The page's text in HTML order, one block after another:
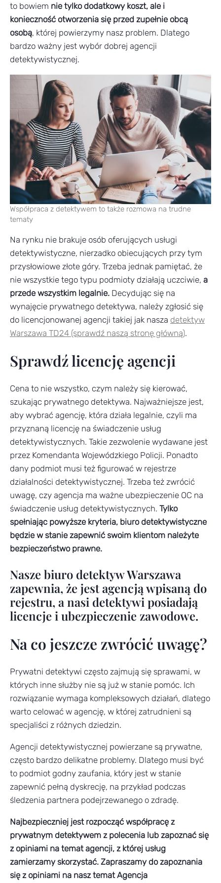
to bowiem nie tylko dodatkowy koszt, ale i
konieczność otworzenia się przed zupełnie obcą
osobą, której powierzymy nasz problem. Dlatego
bardzo ważny jest wybór dobrej agencji
detektywistycznej.
Współpraca z detektywem to także rozmowa na trudne
tematy
Na rynku nie brakuje osób oferujących usługi
detektywistyczne, nierzadko obiecujących przy tym
przysłowiowe złote góry. Trzeba jednak pamiętać, że
nie wszystkie tego typu podmioty działają uczciwie, a
przede wszystkim legalnie. Decydując się na
wynajęcie prywatnego detektywa, należy zgłosić się
do licencjonowanej agencji takiej jak nasza detektyw
Warszawa TD24 (sprawdź naszą stronę główną).
Sprawdź licencję agencji
Cena to nie wszystko, czym należy się kierować,
szukając prywatnego detektywa. Najważniejsze jest,
aby wybrać agencję, która działa legalnie, czyli ma
przyznaną licencję na świadczenie usług
detektywistycznych. Takie zezwolenie wydawane jest
przez Komendanta Wojewódzkiego Policji. Ponadto
dany podmiot musi też figurować w rejestrze
działalności detektywistycznej. Trzeba też zwrócić
uwagę, czy agencja ma ważne ubezpieczenie OC na
świadczenie usług detektywistycznych. Tylko
spełniając powyższe kryteria, biuro detektywistyczne
będzie w stanie zapewnić swoim klientom należyte
bezpieczeństwo prawne.
Nasze biuro detektyw Warszawa
zapewnia, że jest agencją wpisaną do
rejestru, a nasi detektywi posiadają
licencje i ubezpieczenie zawodowe.
Na co jeszcze zwrócić uwagę?
Prywatni detektywi często zajmują się sprawami, w
których inne służby nie są już w stanie pomóc. Ich
rozwiązanie wymaga kompleksowych działań, dlatego
warto celować w agencję, w której zatrudnieni są
specjaliści z różnych dziedzin.
Agencji detektywistycznej powierzane są prywatne,
często bardzo delikatne problemy. Dlatego musi być
to podmiot godny zaufania, który jest w stanie
zapewnić pełną dyskrecję, na przykład podczas
śledzenia partnera podejrzewanego o zdradę.
Najbezpieczniej jest rozpocząć współpracę z
prywatnym detektywem z polecenia lub zapoznać się
z opiniami na temat agencji, z której usług
zamierzamy skorzystać. Zapraszamy do zapoznania
się z opiniami na nasz temat Agencja